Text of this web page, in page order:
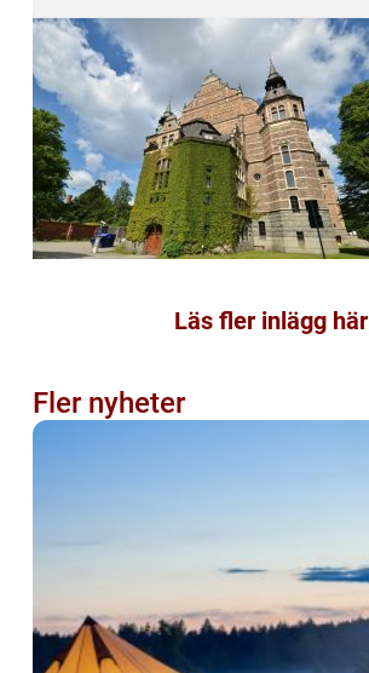
Läs fler inlägg här
Fler nyheter